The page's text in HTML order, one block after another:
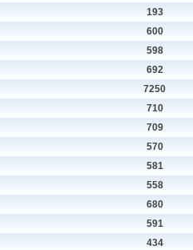
193
600
598
692
7250
710
709
570
581
558
680
591
434